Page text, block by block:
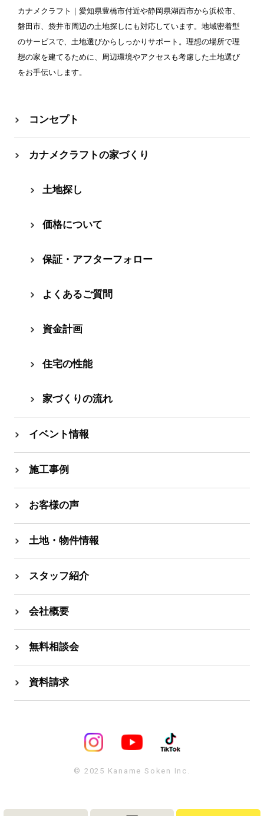
カナメクラフト ｜愛知県豊橋市付近や静岡県湖西市から浜松市、
磐田市、袋井市周辺の土地探しにも対応しています。地域密着型
のサービスで、土地選びからしっかりサポート。理想の場所で理
想の家を建てるために、周辺環境やアクセスも考慮した土地選び
をお手伝いします。
コンセプト
カナメクラフトの家づくり
⼟地探し
価格について
保証・アフターフォロー
よくあるご質問
資⾦計画
住宅の性能
家づくりの流れ
イベント情報
施工事例
お客様の声
土地・物件情報
スタッフ紹介
会社概要
無料相談会
資料請求
© 2025 Kaname Soken Inc.